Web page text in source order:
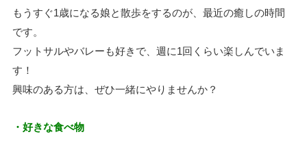
もうすぐ1歳になる娘と散歩をするのが、最近の癒しの時間
です。
フットサルやバレーも好きで、週に1回くらい楽しんでいま
す！
興味のある方は、ぜひ一緒にやりませんか？
・好きな食べ物